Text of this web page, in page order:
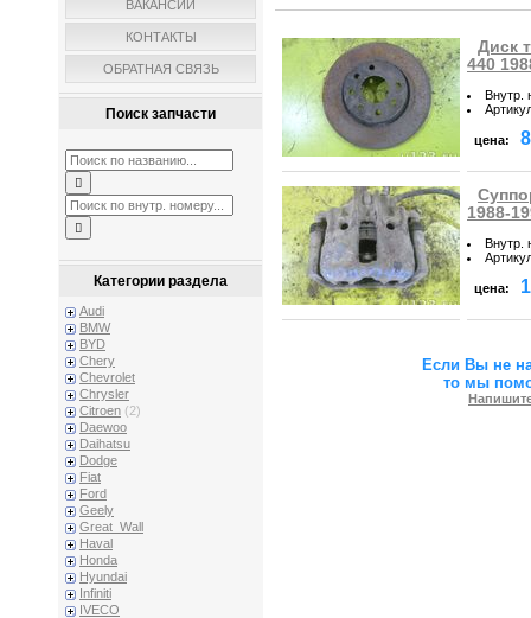
ВАКАНСИИ
КОНТАКТЫ
ОБРАТНАЯ СВЯЗЬ
Поиск запчасти
Категории раздела
Audi
BMW
BYD
Chery
Chevrolet
Chrysler
Citroen (2)
Daewoo
Daihatsu
Dodge
Fiat
Ford
Geely
Great_Wall
Haval
Honda
Hyundai
Infiniti
IVECO
Диск
440
Внутр.
цена:
1988-
Внутр.
цена:
Если Вы не
то мы